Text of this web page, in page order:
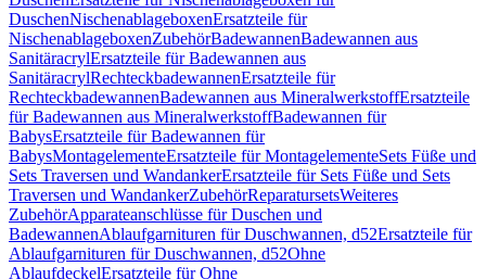
DuschenNischenablageboxenErsatzteile für
NischenablageboxenZubehörBadewannenBadewannen aus
SanitäracrylErsatzteile für Badewannen aus
SanitäracrylRechteckbadewannenErsatzteile für
RechteckbadewannenBadewannen aus MineralwerkstoffErsatzteile
für Badewannen aus MineralwerkstoffBadewannen für
BabysErsatzteile für Badewannen für
BabysMontagelementeErsatzteile für MontagelementeSets Füße und
Sets Traversen und WandankerErsatzteile für Sets Füße und Sets
Traversen und WandankerZubehörReparatursetsWeiteres
ZubehörApparateanschlüsse für Duschen und
BadewannenAblaufgarnituren für Duschwannen, d52Ersatzteile für
Ablaufgarnituren für Duschwannen, d52Ohne
AblaufdeckelErsatzteile für Ohne